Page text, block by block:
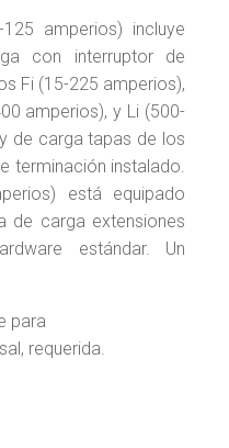
amperios) incluye
con interruptor de
Fi (15-225 amperios),
amperios), y Li (500-
de carga tapas de los
terminación instalado.
está equipado
de carga extensiones
estándar. Un
para
requerida.